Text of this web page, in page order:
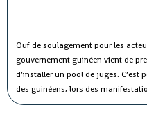
Ouf de soulagement pour les
gouvernement guinéen vient de
d’installer un pool de juges.
des guinéens, lors des
longtemps demandé au